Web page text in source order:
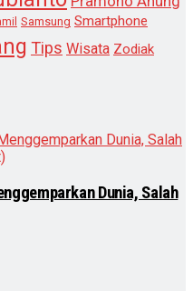
Samsung Smartphone
Tips Wisata Zodiak
Dunia, Salah